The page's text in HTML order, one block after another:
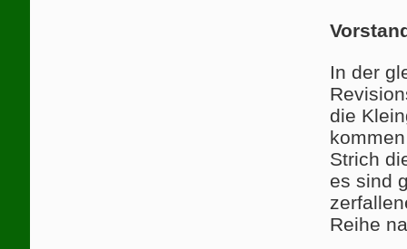
In der
die
Strich
es sind
Reihe